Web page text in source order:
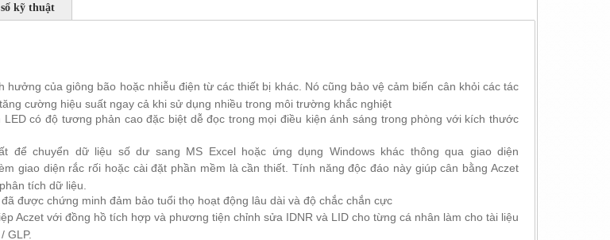
kỹ thuật
hưởng của giông bão hoặc nhiễu điện từ các thiết bị khác. Nó cũng bảo vệ cảm biến cân khỏi các tác
cường hiệu suất ngay cả khi sử dụng nhiều trong môi trường khắc nghiệt
LED có độ tương phản cao đặc biệt dễ đọc trong mọi điều kiện ánh sáng trong phòng với kích thước
để chuyển dữ liệu số dư sang MS Excel hoặc ứng dụng Windows khác thông qua giao diện
giao diện rắc rối hoặc cài đặt phần mềm là cần thiết. Tính năng độc đáo này giúp cân bằng Aczet
tích dữ liệu.
được chứng minh đảm bảo tuổi thọ hoạt động lâu dài và độ chắc chắn cực
Aczet với đồng hồ tích hợp và phương tiện chỉnh sửa IDNR và LID cho từng cá nhân làm cho tài liệu
GLP.